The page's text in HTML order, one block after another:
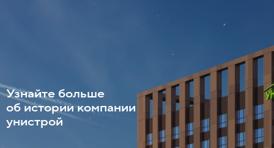
Узнайте больше
об истории компании
унистрой